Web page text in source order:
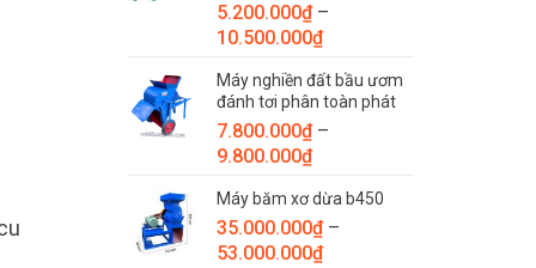
7.600.000₫
5.200.000₫ –
10.500.000₫Khoảng
từ
5.200.000₫
đến
Máy nghiền đất bầu ươm
đánh tơi phân toàn phát
7.800.000₫ –
9.800.000₫Khoảng
từ
7.800.000₫
đến
Máy băm xơ dừa b450
35.000.000₫ –
53.000.000₫Khoảng